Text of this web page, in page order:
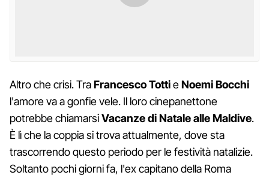
Altro che crisi. TraFrancescoTottieNoemiBocchi
l'amore va a gonfie vele. Il loro cinepanettone
potrebbe chiamarsiVacanze di Natale alle Maldive.
È lì che la coppia si trova attualmente, dove sta
trascorrendo questo periodo per le festività natalizie.
Soltanto pochi giorni fa, l'ex capitano della Roma